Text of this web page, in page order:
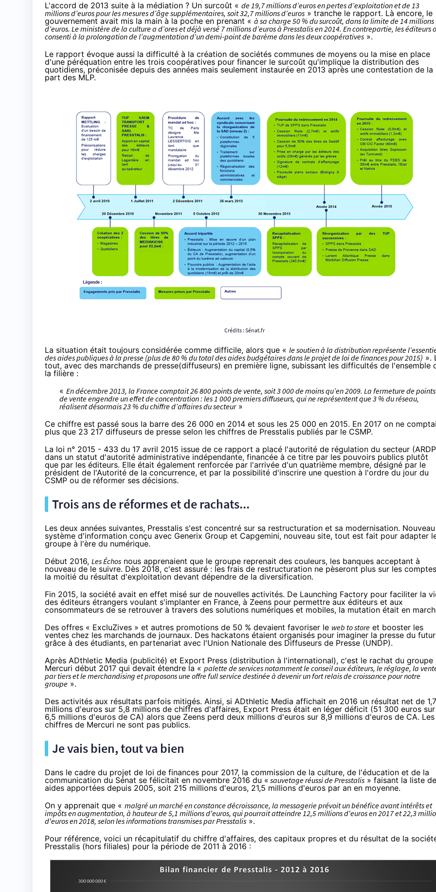
L'accord de 2013 suite à la médiation ? Un surcoût « de 19,7 millions d’euros en pertes d’exploitation et de 13
millions d’euros pour les mesures d’âge supplémentaires, soit 32,7 millions d’euros » tranche le rapport. Là encore, le
gouvernement avait mis la main à la poche en prenant « à sa charge 50 % du surcoût, dans la limite de 14 millions
d’euros. Le ministère de la culture a d’ores et déjà versé 7 millions d’euros à Presstalis en 2014. En contrepartie, les éditeurs
consenti à la prolongation de l’augmentation d’un demi-point de barème dans les deux coopératives ».
Le rapport évoque aussi la difficulté à la création de sociétés communes de moyens ou la mise en place
d'une péréquation entre les trois coopératives pour financer le surcoût qu'implique la distribution des
quotidiens, préconisée depuis des années mais seulement instaurée en 2013 après une contestation de la
part des MLP.
Crédits : Sénat.fr
La situation était toujours considérée comme difficile, alors que « le soutien à la distribution représente
des aides publiques à la presse (plus de 80 % du total des aides budgétaires dans le projet de loi definances pour 2015) ».
tout, avec des marchands de presse(diffuseurs) en première ligne, subissant les difficultés de l'ensemble
la filière :
« En décembre 2013, la France comptait 26 800 points de vente, soit 3 000 de moins qu’en 2009. La fermeture de points
de vente engendre un effet de concentration : les 1 000 premiers diffuseurs, qui ne représentent que 3 % du réseau,
réalisent désormais 23 % du chiffre d’affaires du secteur»
Ce chiffre est passé sous la barre des 26 000 en 2014 et sous les 25 000 en 2015. En 2017 on ne
plus que 23 217 diffuseurs de presse selon les chiffres de Presstalis publiés par le CSMP.
La loi n° 2015 - 433 du 17 avril 2015 issue de ce rapport a placé l'autorité de régulation du secteur
dans un statut d'autorité administrative indépendante, financée à ce titre par les pouvoirs publics plutôt
que par les éditeurs. Elle était également renforcée par l'arrivée d'un quatrième membre, désigné par le
président de l'Autorité de la concurrence, et par la possibilité d'inscrire une question à l'ordre du jour du
CSMP ou de réformer ses décisions.
Trois ans de réformes et de rachats...
Les deux années suivantes, Presstalis s'est concentré sur sa restructuration et sa modernisation. Nouveau
système d'information conçu avec Generix Group et Capgemini, nouveau site, tout est fait pour adapter
groupe à l'ère du numérique.
Début 2016, Les Échos nous apprenaient que le groupe reprenait des couleurs, les banques acceptant à
nouveau de le suivre. Dès 2018, c'est assuré : les frais de restructuration ne pèseront plus sur les
la moitié du résultat d'exploitation devant dépendre de la diversification.
Fin 2015, la société avait en effet misé sur de nouvelles activités. De Launching Factory pour faciliter la
des éditeurs étrangers voulant s'implanter en France, à Zeens pour permettre aux éditeurs et aux
consommateurs de se retrouver à travers des solutions numériques et mobiles, la mutation était en
Des offres « ExcluZives » et autres promotions de 50 % devaient favoriser le web to store et booster les
ventes chez les marchands de journaux. Des hackatons étaient organisés pour imaginer la presse du futur
grâce à des étudiants, en partenariat avec l'Union Nationale des Diffuseurs de Presse (UNDP).
Après ADthletic Media (publicité) et Export Press (distribution à l'international), c'est le rachat du groupe
Mercuri début 2017 qui devait étendre la « palette de services notamment le conseil aux éditeurs, le réglage, la
par tiers et le merchandising et proposons une offre full service destinée à devenir un fort relais de croissance pour notre
groupe ».
Des activités aux résultats parfois mitigés. Ainsi, si ADthletic Media affichait en 2016 un résultat net de 1,7
millions d'euros sur 5,8 millions de chiffres d'affaires, Export Press était en léger déficit (51 300 euros sur
6,5 millions d'euros de CA) alors que Zeens perd deux millions d'euros sur 8,9 millions d'euros de CA. Les
chiffres de Mercuri ne sont pas publics.
Je vais bien, tout va bien
Dans le cadre du projet de loi de finances pour 2017, la commission de la culture, de l'éducation et de la
communication du Sénat se félicitait en novembre 2016 du « sauvetage réussi de Presstalis » faisant la liste
aides apportées depuis 2005, soit 215 millions d'euros, 21,5 millions d'euros par an en moyenne.
On y apprenait que « malgré un marché en constance décroissance, la messagerie prévoit un bénéfice avant intérêts et
impôts en augmentation, à hauteur de 5,1 millions d'euros, qui pourrait atteindre 12,5 millions d'euros en 2017 et 22,3
d'euros en 2018, selon les informations transmises par Presstalis ».
Pour référence, voici un récapitulatif du chiffre d'affaires, des capitaux propres et du résultat de la
Presstalis (hors filiales) pour la période de 2011 à 2016 :